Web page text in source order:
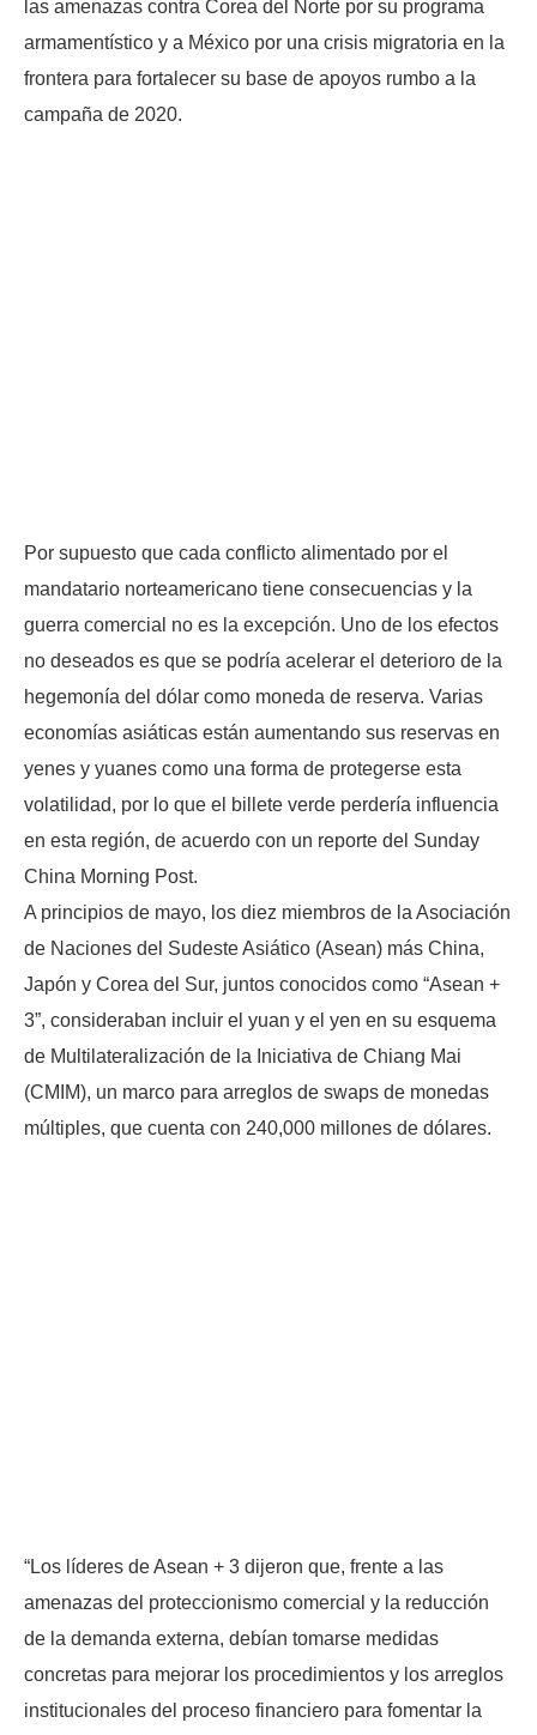
las amenazas contra Corea del Norte por su programa
armamentístico y a México por una crisis migratoria en la
frontera para fortalecer su base de apoyos rumbo a la
campaña de 2020.
Por supuesto que cada conflicto alimentado por el
mandatario norteamericano tiene consecuencias y la
guerra comercial no es la excepción. Uno de los efectos
no deseados es que se podría acelerar el deterioro de la
hegemonía del dólar como moneda de reserva. Varias
economías asiáticas están aumentando sus reservas en
yenes y yuanes como una forma de protegerse esta
volatilidad, por lo que el billete verde perdería influencia
en esta región, de acuerdo con un reporte del Sunday
China Morning Post.
A principios de mayo, los diez miembros de la Asociación
de Naciones del Sudeste Asiático (Asean) más China,
Japón y Corea del Sur, juntos conocidos como “Asean +
3”, consideraban incluir el yuan y el yen en su esquema
de Multilateralización de la Iniciativa de Chiang Mai
(CMIM), un marco para arreglos de swaps de monedas
múltiples, que cuenta con 240,000 millones de dólares.
“Los líderes de Asean + 3 dijeron que, frente a las
amenazas del proteccionismo comercial y la reducción
de la demanda externa, debían tomarse medidas
concretas para mejorar los procedimientos y los arreglos
institucionales del proceso financiero para fomentar la